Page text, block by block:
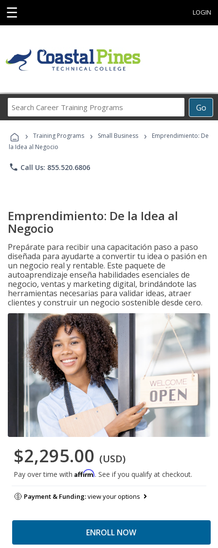
☰ LOGIN
Go
Career
Programs
› Training Programs › Small Business ›
Emprendimiento: De
la Idea al Negocio
phone Call Us: 855.520.6806
Emprendimiento: De la Idea al
Negocio
Prepárate para recibir una capacitación paso a paso
diseñada para ayudarte a convertir tu idea o pasión en
un negocio real y rentable. Este paquete de
autoaprendizaje enseña habilidades esenciales de
negocio, ventas y marketing digital, brindándote las
herramientas necesarias para validar ideas, atraer
clientes y construir un negocio sostenible desde cero.
$2,295.00 (USD)
Pay over time with Affirm. See if you qualify at checkout.
Payment & Funding:view your options
ENROLL NOW